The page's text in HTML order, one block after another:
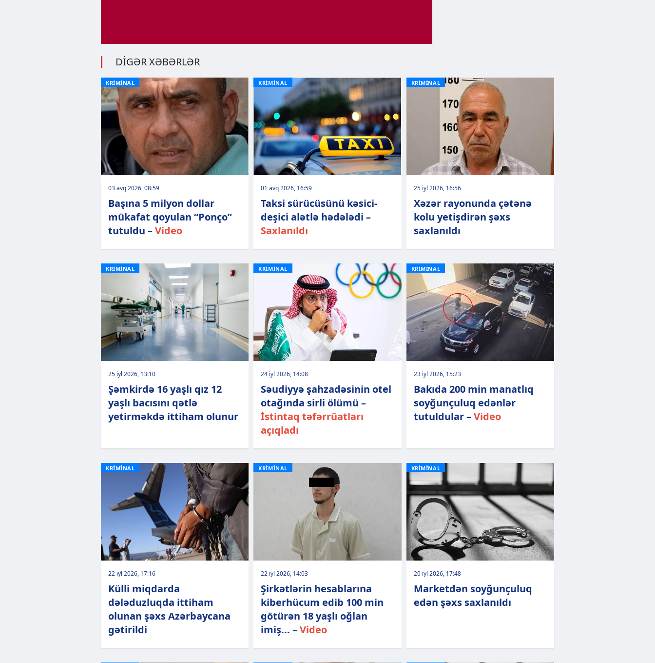
DİGƏR XƏBƏRLƏR
KRİMİNAL
03 avq 2026, 08:59
Başına 5 milyon dollar
mükafat qoyulan “Ponço”
tutuldu –Video
KRİMİNAL
01 avq 2026, 16:59
Taksi sürücüsünü kəsici-
deşici alətlə hədələdi –
Saxlanıldı
KRİMİNAL
25 iyl 2026, 16:56
Xəzər rayonunda çətənə
kolu yetişdirən şəxs
saxlanıldı
KRİMİNAL
25 iyl 2026, 13:10
Şəmkirdə 16 yaşlı qız 12
yaşlı bacısını qətlə
yetirməkdə ittiham olunur
KRİMİNAL
24 iyl 2026, 14:08
Səudiyyə şahzadəsinin otel
otağında sirli ölümü –
İstintaq təfərrüatları
açıqladı
KRİMİNAL
23 iyl 2026, 15:23
Bakıda 200 min manatlıq
soyğunçuluq edənlər
tutuldular –Video
KRİMİNAL
22 iyl 2026, 17:16
Külli miqdarda
dələduzluqda ittiham
olunan şəxs Azərbaycana
gətirildi
KRİMİNAL
22 iyl 2026, 14:03
Şirkətlərin hesablarına
kiberhücum edib 100 min
götürən 18 yaşlı oğlan
imiş... –Video
KRİMİNAL
20 iyl 2026, 17:48
Marketdən soyğunçuluq
edən şəxs saxlanıldı